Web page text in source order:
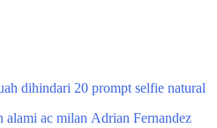
dihindari 20 prompt selfie natural
alami ac milan Adrian Fernandez